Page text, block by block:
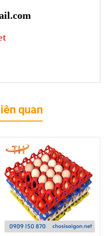
quan